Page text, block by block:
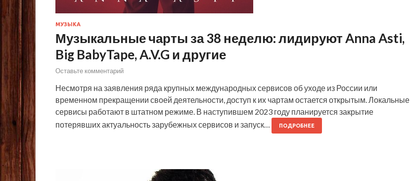
МУЗЫКА
Музыкальные чарты за 38 неделю: лидируют Anna Asti,
Big BabyTape, A.V.G и другие
Оставьте комментарий
Несмотря на заявления ряда крупных международных сервисов об уходе из России или
временном прекращении своей деятельности, доступ к их чартам остается открытым. Локальные
сервисы работают в штатном режиме. В наступившем 2023 году планируется закрытие
потерявших актуальность зарубежных сервисов и запуск…
ПОДРОБНЕЕ